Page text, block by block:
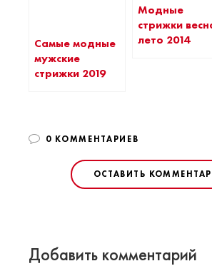
Самые модные
мужские
стрижки 2019
Модные
стрижки
лето 2014
0 КОММЕНТАРИЕВ
ОСТАВИТЬ
Добавить комментарий